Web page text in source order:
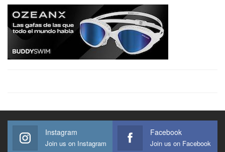
Instagram
Join us on Instagram
Facebook
Join us on Facebook